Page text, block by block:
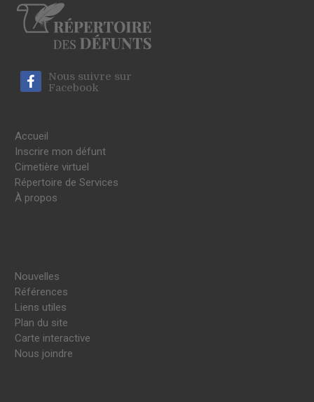
Nous suivre sur
Facebook
Accueil
Inscrire mon défunt
Cimetière virtuel
Répertoire de Services
À propos
Nouvelles
Références
Liens utiles
Plan du site
Carte interactive
Nous joindre